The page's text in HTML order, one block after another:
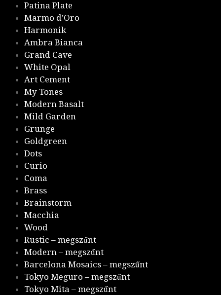
Patina Plate
Marmo d’Oro
Harmonik
Ambra Bianca
Grand Cave
White Opal
Art Cement
My Tones
Modern Basalt
Mild Garden
Grunge
Goldgreen
Dots
Curio
Coma
Brass
Brainstorm
Macchia
Wood
Rustic – megszűnt
Modern – megszűnt
Barcelona Mosaics – megszűnt
Tokyo Meguro – megszűnt
Tokyo Mita – megszűnt